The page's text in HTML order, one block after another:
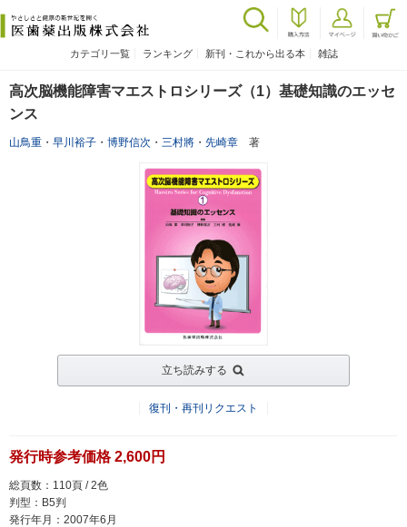
カテゴリ一覧 ランキング 新刊・これから出る本 雑誌
高次脳機能障害マエストロシリーズ（1）基礎知識のエッセ
ンス
山鳥重 ・ 早川裕子 ・ 博野信次 ・ 三村將 ・ 先崎章 著
立ち読みする
復刊・再刊リクエスト
発行時参考価格 2,600円
総頁数：110頁 / 2色
判型：B5判
発行年月：2007年6月